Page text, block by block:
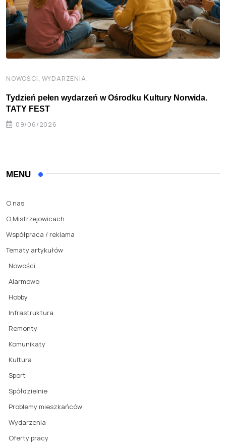
NOWOŚCI WYDARZENIA
Tydzień pełen wydarzeń w Ośrodku Kultury Norwida.
TATY FEST
09/06/2026
MENU
O nas
O Mistrzejowicach
Współpraca / reklama
Tematy artykułów
Nowości
Alarmowo
Hobby
Infrastruktura
Remonty
Komunikaty
Kultura
Sport
Spółdzielnie
Problemy mieszkańców
Wydarzenia
Oferty pracy